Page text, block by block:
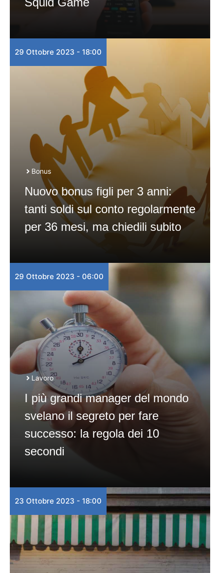
29 Ottobre 2023 - 18:00
Bonus
Nuovo bonus figli per 3 anni:
tanti soldi sul conto regolarmente
per 36 mesi, ma chiedili subito
29 Ottobre 2023 - 06:00
Lavoro
I più grandi manager del mondo
svelano il segreto per fare
successo: la regola dei 10
secondi
23 Ottobre 2023 - 18:00